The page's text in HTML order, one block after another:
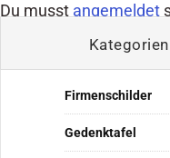
Du musst angemeldet
Kategorien
Firmenschilder
Gedenktafel